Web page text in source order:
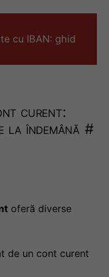
cu IBAN: ghid
curent:
îndemână #
oferă diverse
de un cont curent